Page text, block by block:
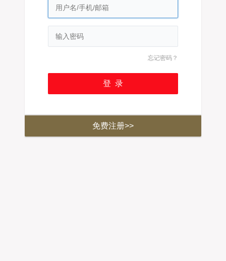
忘记密码？
免费注册>>